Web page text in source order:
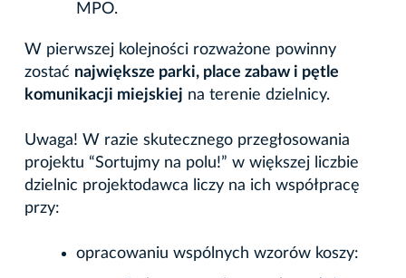
MPO.
W pierwszej kolejności rozważone powinny
zostać największe parki, place zabaw i pętle
komunikacji miejskiej na terenie dzielnicy.
Uwaga! W razie skutecznego przegłosowania
projektu “Sortujmy na polu!” w większej liczbie
dzielnic projektodawca liczy na ich współpracę
przy:
opracowaniu wspólnych wzorów koszy: